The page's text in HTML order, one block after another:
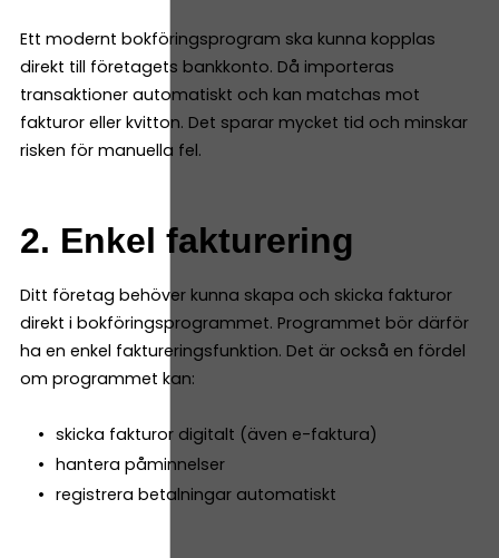
Ett modernt bokföringsprogram ska kunna kopplas
direkt till företagets bankkonto. Då importeras
transaktioner automatiskt och kan matchas mot
fakturor eller kvitton. Det sparar mycket tid och minskar
risken för manuella fel.
2. Enkel fakturering
Ditt företag behöver kunna skapa och skicka fakturor
direkt i bokföringsprogrammet. Programmet bör därför
ha en enkel faktureringsfunktion. Det är också en fördel
om programmet kan:
skicka fakturor digitalt (även e-faktura)
hantera påminnelser
registrera betalningar automatiskt